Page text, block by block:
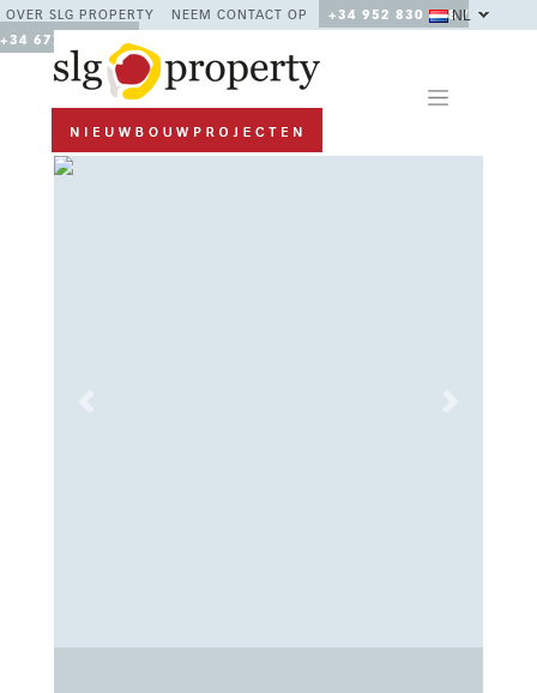
OVER SLG PROPERTY NEEM CONTACT OP
+34 952 830 378 /
+34 677 670 480
NL